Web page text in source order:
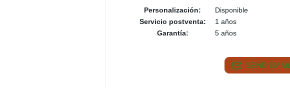
Personalización:
Disponible
Servicio postventa:
1 años
Garantía:
5 años
SEND